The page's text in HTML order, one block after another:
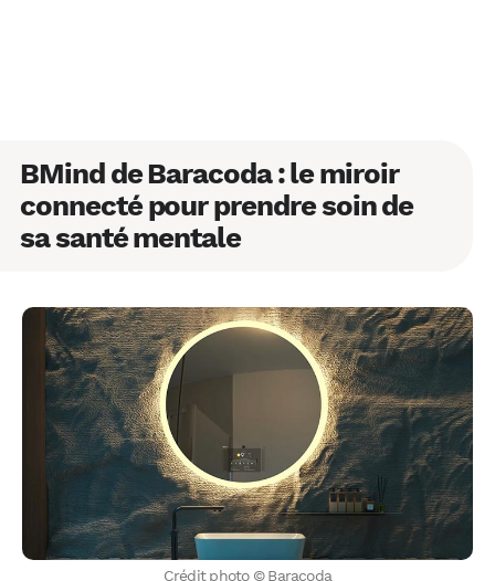
BMind de Baracoda : le miroir
connecté pour prendre soin de
sa santé mentale
Crédit photo © Baracoda